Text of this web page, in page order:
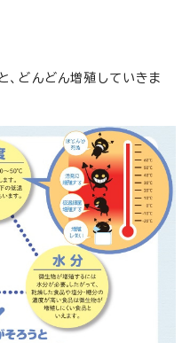
、どんどん増殖していきま